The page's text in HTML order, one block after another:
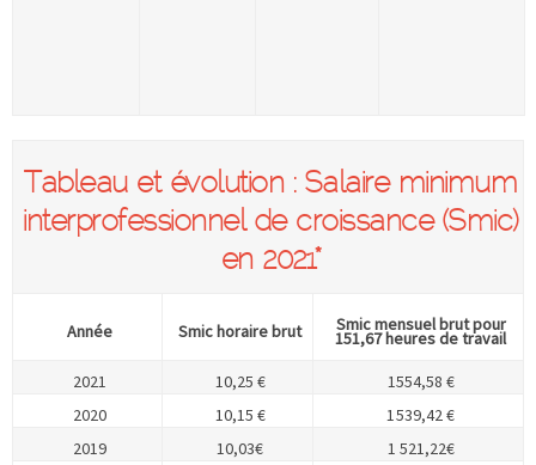
Tableau et évolution : Salaire minimum
interprofessionnel de croissance (Smic)
en 2021*
Année Smic horaire brut Smic mensuel brut pour
151,67 heures de travail
2021
10,25 €
1554,58 €
2020
10,15 €
1 539,42 €
2019
10,03€ 1 521,22€